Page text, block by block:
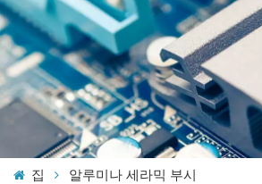
집 알루미나 세라믹 부시